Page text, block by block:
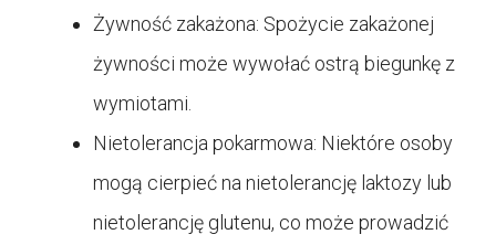
Żywność zakażona: Spożycie zakażonej
żywności może wywołać ostrą biegunkę z
wymiotami.
Nietolerancja pokarmowa: Niektóre osoby
mogą cierpieć na nietolerancję laktozy lub
nietolerancję glutenu, co może prowadzić